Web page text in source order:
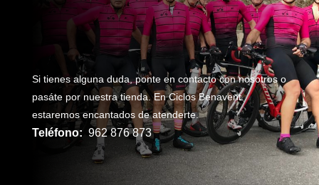
TU bicicleta?
Si tienes alguna duda, ponte en contacto con nosotros o
pasáte por nuestra tienda. En Ciclos Benavent
estaremos encantados de atenderte.
Teléfono: 962 876 873